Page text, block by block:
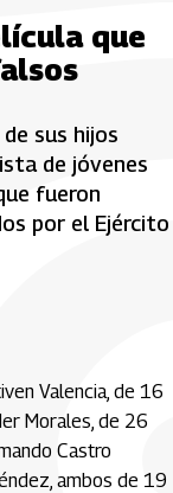
que
sus hijos
de jóvenes
fueron
por el Ejército
Valencia, de 16
Morales, de 26
Castro
ambos de 19